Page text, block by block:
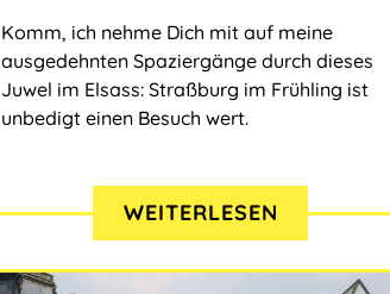
Komm, ich nehme Dich mit auf meine
ausgedehnten Spaziergänge durch dieses
Juwel im Elsass: Straßburg im Frühling ist
unbedigt einen Besuch wert.
WEITERLESEN